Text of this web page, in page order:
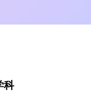
科